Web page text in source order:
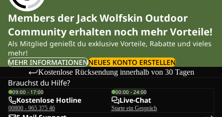
Members der Jack Wolfskin Outdoor
Community erhalten noch mehr Vorteile!
Als Mitglied genießt du exklusive Vorteile, Rabatte und vieles
mehr!
MEHR INFORMATIONENNEUES KONTO ERSTELLEN
Kostenlose Rücksendung innerhalb von 30 Tagen
Brauchst du Hilfe?
09:00 - 17:00
Kostenlose Hotline
00800 - 965 375 46
00:00 - 24:00
Live-Chat
Starte ein Gespräch